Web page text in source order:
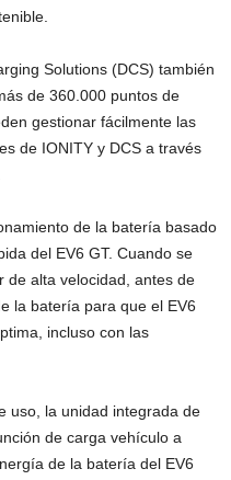
Solutions (DCS) también
de 360.000 puntos de
gestionar fácilmente las
de IONITY y DCS a través
de la batería basado
del EV6 GT. Cuando se
de alta velocidad, antes de
la batería para que el EV6
incluso con las
uso, la unidad integrada de
de carga vehículo a
de la batería del EV6